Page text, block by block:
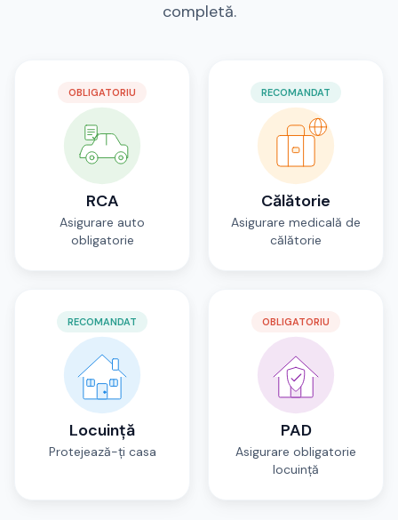
completă.
OBLIGATORIU
RCA
Asigurare auto
obligatorie
RECOMANDAT
Călătorie
Asigurare medicală de
călătorie
RECOMANDAT
Locuință
Protejează-ți casa
OBLIGATORIU
PAD
Asigurare obligatorie
locuință